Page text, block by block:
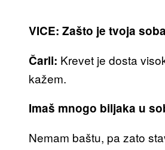
VICE: Zašto je tvoja
Čarli: Krevet je dosta
kažem.
Imaš mnogo biljaka u
Nemam baštu, pa zato